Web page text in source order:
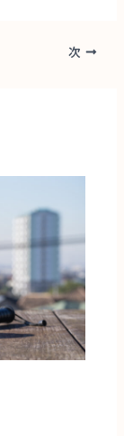
次